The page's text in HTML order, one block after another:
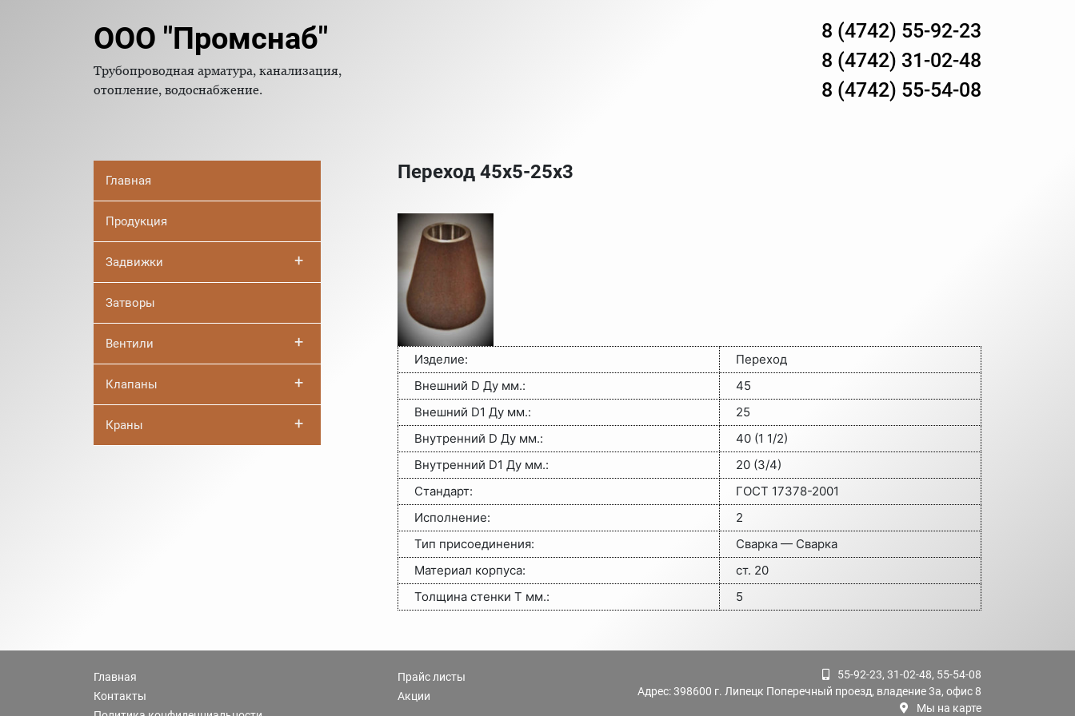
ООО "Промснаб"
Трубопроводная арматура, канализация,
отопление, водоснабжение.
8 (4742) 55-92-23
8 (4742) 31-02-48
8 (4742) 55-54-08
Главная
Продукция
Задвижки +
Затворы
Вентили +
Клапаны +
Краны +
Переход 45х5-25х3
Изделие:
Переход
Внешний D Ду мм.:
45
Внешний D1 Ду мм.:
25
Внутренний D Ду мм.:
40 (1 1/2)
Внутренний D1 Ду мм.:
20 (3/4)
Стандарт:
ГОСТ 17378-2001
Исполнение:
2
Тип присоединения:
Сварка — Сварка
Материал корпуса:
ст. 20
Толщина стенки Т мм.:
5
Главная
Контакты
Прайс листы
Акции
55-92-23, 31-02-48, 55-54-08
Адрес: 398600 г. Липецк Поперечный проезд, владение 3а, офис 8
Мы на карте